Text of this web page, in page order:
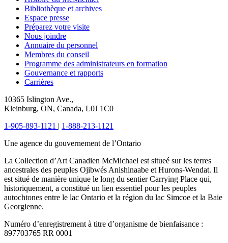
Bibliothèque et archives
Espace presse
Préparez votre visite
Nous joindre
Annuaire du personnel
Membres du conseil
Programme des administrateurs en formation
Gouvernance et rapports
Carrières
10365 Islington Ave.,
Kleinburg, ON, Canada, L0J 1C0
1-905-893-1121 | 1-888-213-1121
Une agence du gouvernement de l’Ontario
La Collection d’Art Canadien McMichael est situeé sur les terres
ancestrales des peuples Ojibwés Anishinaabe et Hurons-Wendat. Il
est situé de manière unique le long du sentier Carrying Place qui,
historiquement, a constitué un lien essentiel pour les peuples
autochtones entre le lac Ontario et la région du lac Simcoe et la Baie
Georgienne.
Numéro d’enregistrement à titre d’organisme de bienfaisance :
897703765 RR 0001